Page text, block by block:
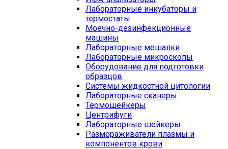
Лабораторные инкубаторы и
термостаты
Моечно-дезинфекционные
машины
Лабораторные мешалки
Лабораторные микроскопы
Оборудование для подготовки
образцов
Системы жидкостной цитологии
Лабораторные сканеры
Термошейкеры
Центрифуги
Лабораторные шейкеры
Размораживатели плазмы и
компонентов крови